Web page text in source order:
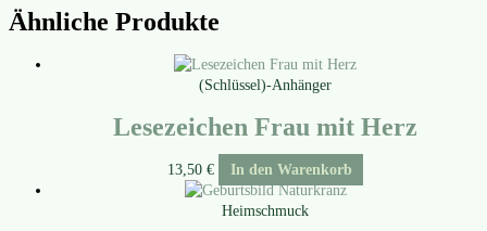
Ähnliche Produkte
(Schlüssel)-Anhänger
Lesezeichen Frau mit Herz
13,50 € In den Warenkorb
Heimschmuck